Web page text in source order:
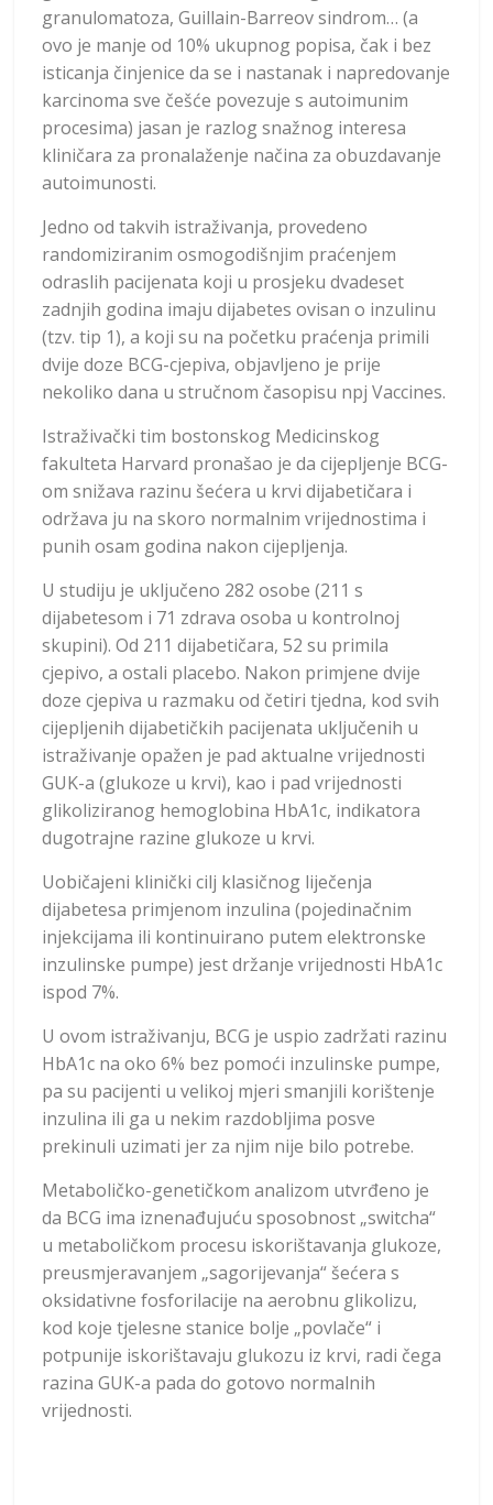
granulomatoza, Guillain-Barreov sindrom… (a
ovo je manje od 10% ukupnog popisa, čak i bez
isticanja činjenice da se i nastanak i napredovanje
karcinoma sve češće povezuje s autoimunim
procesima) jasan je razlog snažnog interesa
kliničara za pronalaženje načina za obuzdavanje
autoimunosti.
Jedno od takvih istraživanja, provedeno
randomiziranim osmogodišnjim praćenjem
odraslih pacijenata koji u prosjeku dvadeset
zadnjih godina imaju dijabetes ovisan o inzulinu
(tzv. tip 1), a koji su na početku praćenja primili
dvije doze BCG-cjepiva, objavljeno je prije
nekoliko dana u stručnom časopisu npj Vaccines.
Istraživački tim bostonskog Medicinskog
fakulteta Harvard pronašao je da cijepljenje BCG-
om snižava razinu šećera u krvi dijabetičara i
održava ju na skoro normalnim vrijednostima i
punih osam godina nakon cijepljenja.
U studiju je uključeno 282 osobe (211 s
dijabetesom i 71 zdrava osoba u kontrolnoj
skupini). Od 211 dijabetičara, 52 su primila
cjepivo, a ostali placebo. Nakon primjene dvije
doze cjepiva u razmaku od četiri tjedna, kod svih
cijepljenih dijabetičkih pacijenata uključenih u
istraživanje opažen je pad aktualne vrijednosti
GUK-a (glukoze u krvi), kao i pad vrijednosti
glikoliziranog hemoglobina HbA1c, indikatora
dugotrajne razine glukoze u krvi.
Uobičajeni klinički cilj klasičnog liječenja
dijabetesa primjenom inzulina (pojedinačnim
injekcijama ili kontinuirano putem elektronske
inzulinske pumpe) jest držanje vrijednosti HbA1c
ispod 7%.
U ovom istraživanju, BCG je uspio zadržati razinu
HbA1c na oko 6% bez pomoći inzulinske pumpe,
pa su pacijenti u velikoj mjeri smanjili korištenje
inzulina ili ga u nekim razdobljima posve
prekinuli uzimati jer za njim nije bilo potrebe.
Metaboličko-genetičkom analizom utvrđeno je
da BCG ima iznenađujuću sposobnost „switcha“
u metaboličkom procesu iskorištavanja glukoze,
preusmjeravanjem „sagorijevanja“ šećera s
oksidativne fosforilacije na aerobnu glikolizu,
kod koje tjelesne stanice bolje „povlače“ i
potpunije iskorištavaju glukozu iz krvi, radi čega
razina GUK-a pada do gotovo normalnih
vrijednosti.